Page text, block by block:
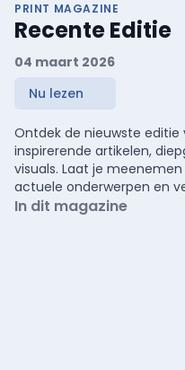
PRINT MAGAZINE
Recente Editie
04 maart 2026
Nu lezen
Ontdek de nieuwste editie
inspirerende artikelen,
visuals. Laat je
actuele onderwerpen en
In dit magazine